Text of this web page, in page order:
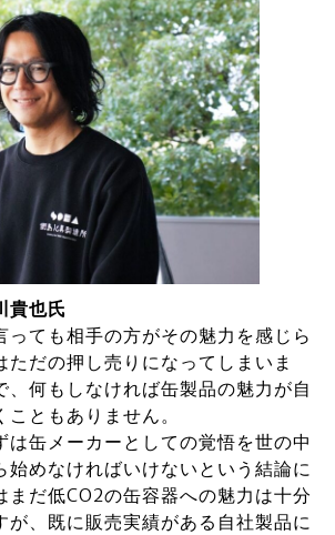
也氏
っても相手の方がその魅力を感じら
ただの押し売りになってしまいま
、何もしなければ缶製品の魅力が自
ともありません。
は缶メーカーとしての覚悟を世の中
始めなければいけないという結論に
まだ低CO2の缶容器への魅力は十分
が、既に販売実績がある自社製品に